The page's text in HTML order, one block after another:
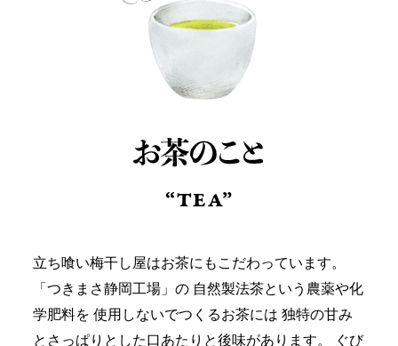
“TEA”
立ち喰い梅干し屋はお茶にもこだわっています。
「つきまさ静岡工場」の 自然製法茶という農薬や化
学肥料を 使用しないでつくるお茶には 独特の甘み
とさっぱりとした口あたりと後味があります。
ぐび